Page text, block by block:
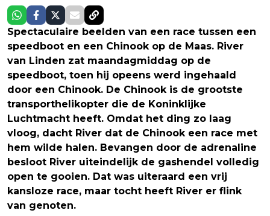
Spectaculaire beelden van een race tussen een
speedboot en een Chinook op de Maas. River
van Linden zat maandagmiddag op de
speedboot, toen hij opeens werd ingehaald
door een Chinook. De Chinook is de grootste
transporthelikopter die de Koninklijke
Luchtmacht heeft. Omdat het ding zo laag
vloog, dacht River dat de Chinook een race met
hem wilde halen. Bevangen door de adrenaline
besloot River uiteindelijk de gashendel volledig
open te gooien. Dat was uiteraard een vrij
kansloze race, maar tocht heeft River er flink
van genoten.